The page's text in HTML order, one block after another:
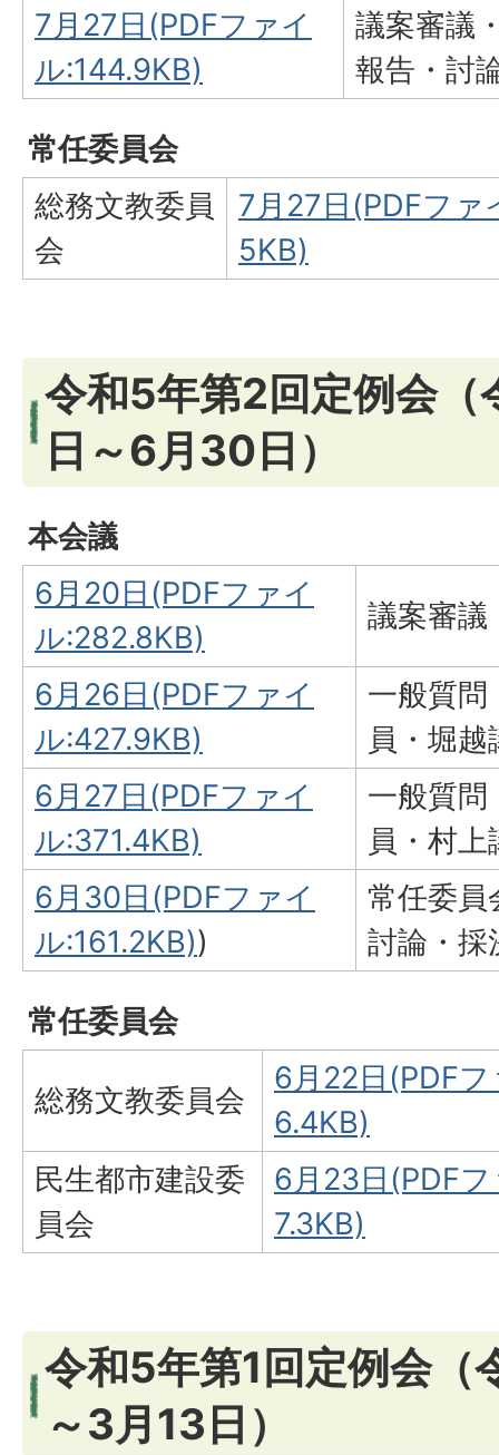
7月27日(PDFファイ
ル:144.9KB)
議案審議
報告・討
常任委員会
総務文教委員
会
7月27日(PDFファ
5KB)
令和5年第2回定例会
日～6月30日）
本会議
6月20日(PDFファイ
ル:282.8KB)
議案審議
6月26日(PDFファイ
ル:427.9KB)
一般質問
員・堀越
6月27日(PDFファイ
ル:371.4KB)
一般質問
員・村上
6月30日(PDFファイ
ル:161.2KB))
常任委員
討論・採
常任委員会
総務文教委員会
6月22日(PDF
6.4KB)
民生都市建設委
員会
6月23日(PDF
7.3KB)
令和5年第1回定例会（
～3月13日）